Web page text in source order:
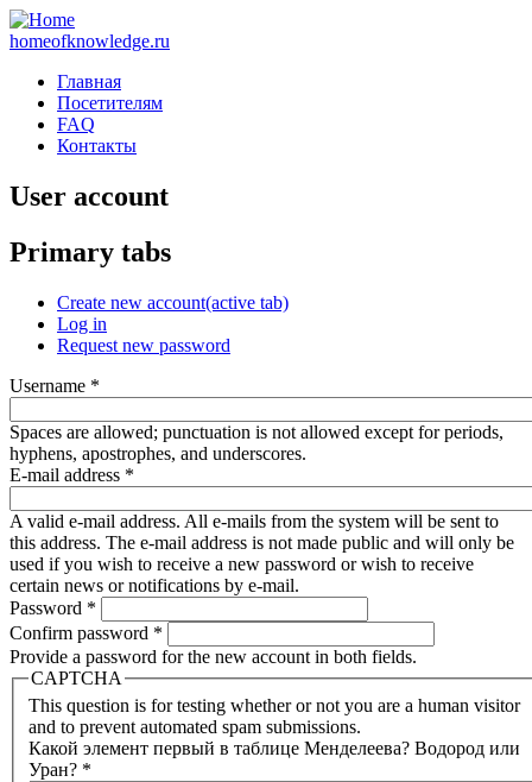
homeofknowledge.ru
Главная
Посетителям
FAQ
Контакты
User account
Primary tabs
Create new account(active tab)
Log in
Request new password
Username *
Spaces are allowed; punctuation is not allowed except for periods,
hyphens, apostrophes, and underscores.
E-mail address *
A valid e-mail address. All e-mails from the system will be sent to
this address. The e-mail address is not made public and will only be
used if you wish to receive a new password or wish to receive
certain news or notifications by e-mail.
Password *
Confirm password *
Provide a password for the new account in both fields.
CAPTCHA
This question is for testing whether or not you are a human visitor
and to prevent automated spam submissions.
Какой элемент первый в таблице Менделеева? Водород или
Уран? *